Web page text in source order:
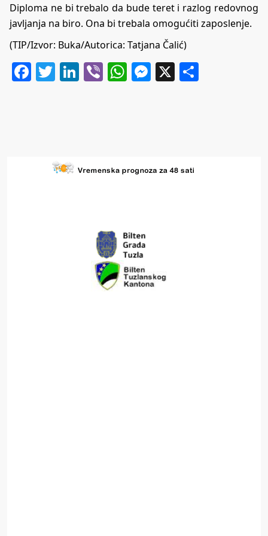
Diploma ne bi trebalo da bude teret i razlog redovnog
javljanja na biro. Ona bi trebala omogućiti zaposlenje.
(TIP/Izvor: Buka/Autorica: Tatjana Čalić)
Facebook
Twitter
LinkedIn
ViberWhatsApp
Messenger
X